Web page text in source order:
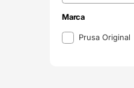
Marca
MarcaPrusa Original